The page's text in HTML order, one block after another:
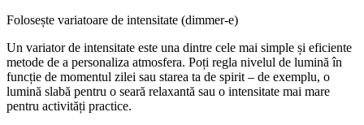
Folosește variatoare de intensitate (dimmer-e)
Un variator de intensitate este una dintre cele mai simple și eficiente
metode de a personaliza atmosfera. Poți regla nivelul de lumină în
funcție de momentul zilei sau starea ta de spirit – de exemplu, o
lumină slabă pentru o seară relaxantă sau o intensitate mai mare
pentru activități practice.